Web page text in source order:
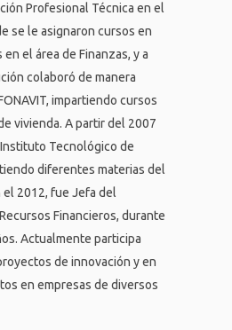
Profesional Técnica en el
se le asignaron cursos en
el área de Finanzas, y a
colaboró de manera
impartiendo cursos
vivienda. A partir del 2007
Tecnológico de
diferentes materias del
el 2012, fue Jefa del
Financieros, durante
Actualmente participa
de innovación y en
en empresas de diversos